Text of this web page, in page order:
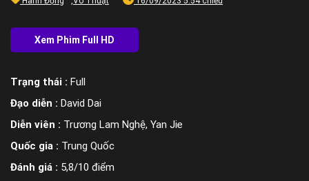
Trạng thái : Full
Đạo diễn : David Dai
Diễn viên : Trương Lam Nghệ, Yan Jie
Quốc gia : Trung Quốc
Đánh giá : 5,8/10 điểm